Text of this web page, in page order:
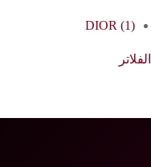
DIOR (1)
الفلاتر